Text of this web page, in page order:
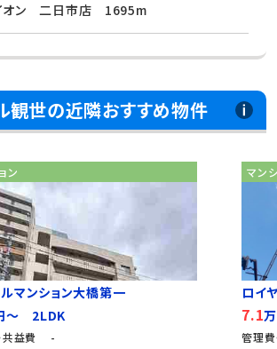
オン 二日市店 1695m
観世の近隣おすすめ物件
ン
マンション大橋第一
～ 2LDK
共益費 -
マン
ロイ
7.1
管理